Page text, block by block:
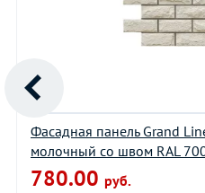
Фасадная панель Grand
молочный со швом RAL
780.00 руб.